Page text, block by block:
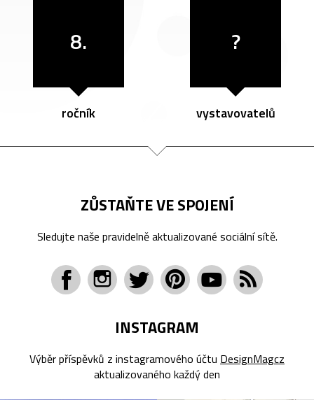
8.
ročník
?
vystavovatelů
ZŮSTAŇTE VE SPOJENÍ
Sledujte naše pravidelně aktualizované sociální sítě.
INSTAGRAM
Výběr příspěvků z instagramového účtu DesignMagcz
aktualizovaného každý den